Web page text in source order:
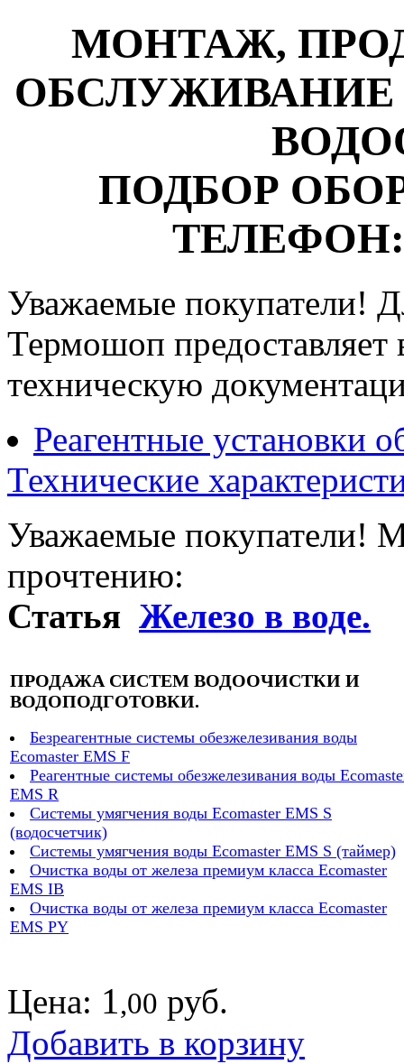
МОНТАЖ,
ОБСЛУЖИВАНИЕ
ПОДБОР
ТЕЛЕФОН:
Уважаемые покупатели!
Термошоп предоставляет
техническую
Реагентные установки
Технические
Уважаемые покупатели!
прочтению:
Статья Железо в воде.
ПРОДАЖА СИСТЕМ ВОДООЧИСТКИ И
ВОДОПОДГОТОВКИ.
Безреагентные системы обезжелезивания воды
Ecomaster EMS F
Реагентные системы обезжелезивания воды
EMS R
Системы умягчения воды Ecomaster EMS S
(водосчетчик)
Системы умягчения воды Ecomaster EMS S (таймер)
Очистка воды от железа премиум класса Ecomaster
EMS IB
Очистка воды от железа премиум класса Ecomaster
EMS PY
Цена: 1,00 руб.
Добавить в корзину